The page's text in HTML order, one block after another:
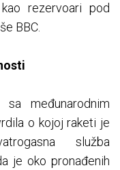
rezervoari pod
BBC.
međunarodnim
o kojoj raketi je
služba
je oko pronađenih